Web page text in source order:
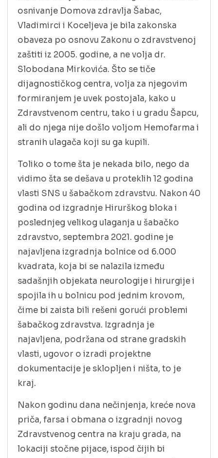
osnivanje Domova zdravlja Šabac,
Vladimirci i Koceljeva je bila zakonska
obaveza po osnovu Zakonu o zdravstvenoj
zaštiti iz 2005. godine, a ne volja dr.
Slobodana Mirkovića. Što se tiče
dijagnostičkog centra, volja za njegovim
formiranjem je uvek postojala, kako u
Zdravstvenom centru, tako i u gradu Šapcu,
ali do njega nije došlo voljom Hemofarma i
stranih ulagača koji su ga kupili.
Toliko o tome šta je nekada bilo, nego da
vidimo šta se dešava u proteklih 12 godina
vlasti SNS u šabačkom zdravstvu. Nakon 40
godina od izgradnje Hirurškog bloka i
poslednjeg velikog ulaganja u šabačko
zdravstvo, septembra 2021. godine je
najavljena izgradnja bolnice od 6.000
kvadrata, koja bi se nalazila između
sadašnjih objekata neurologije i hirurgije i
spojila ih u bolnicu pod jednim krovom,
čime bi zaista bili rešeni gorući problemi
šabačkog zdravstva. Izgradnja je
najavljena, podržana od strane gradskih
vlasti, ugovor o izradi projektne
dokumentacije je sklopljen i ništa, to je
kraj.
Nakon godinu dana nečinjenja, kreće nova
priča, farsa i obmana o izgradnji novog
Zdravstvenog centra na kraju grada, na
lokaciji stočne pijace, ispod čijih bi